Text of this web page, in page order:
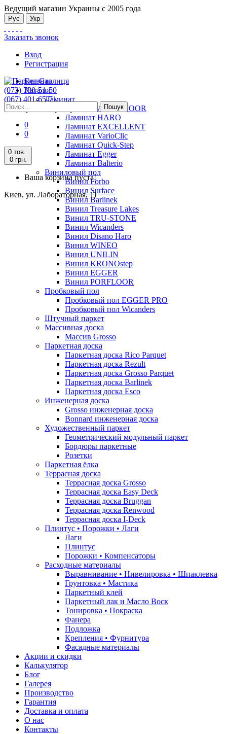
Ведущий магазин Украины с 2005 года
Рус Укр
Заказать звонок
Вход
Регистрация
(073) 780-51-50
(067) 401-65-71
Киев, ул. Лабораторная, 11
Пошук
0
0
0 тов.
0 грн.
Ваша корзина пуста!
Киев, ул. Лабораторная, 11
Главная
Каталог
Ламинат
Ламинат ALSAFLOOR
Ламинат HARO
Ламинат EXCELLENT
Ламинат VarioClic
Ламинат Quick-Step
Ламинат Egger
Ламинат Balterio
Виниловый пол
Винил Forbo
Винил Surface
Винил Barlinek
Винил Treasure Lakes
Винил TRU-STONE
Винил Wicanders
Винил Disano Haro
Винил WINEO
Винил UNILIN
Винил KRONOstep
Винил EGGER
Винил PORFLOOR
Пробковый пол
Пробковый пол EGGER PRO
Пробковый пол Wicanders
Штучный паркет
Массивная доска
Массив Grosso
Паркетная доска
Паркетная доска Rico Parquet
Паркетная доска Rezult
Паркетная доска Grosso Parquet
Паркетная доска Barlinek
Паркетная доска Esco
Инженерная доска
Grosso инженерная доска
Bonnard инженерная доска
Художественный паркет
Геометрический модульный паркет
Бордюры паркетные
Розетки
Паркетная ёлка
Террасная доска
Террасная доска Grosso
Террасная доска Easy Deck
Террасная доска Bruggan
Террасная доска Renwood
Террасная доска I-Deck
Плинтус • Порожки • Лаги
Лаги
Плинтус
Порожки • Компенсаторы
Расходные материалы
Выравнивание • Нивелировка • Шпаклевка
Грунтовкa • Мастика
Паркетный клей
Паркетный лак и Масло Воск
Тонировка • Покраска
Фанера
Подложка
Крепления • Фурнитура
Фасадные материалы
Акции и скидки
Калькулятор
Блог
Галерея
Производство
Гарантия
Доставка и оплата
О нас
Контакты